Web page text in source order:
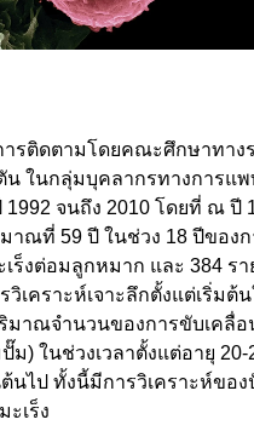
ารติดตามโดยคณะศึกษาทาง
น ในกลุ่มบุคลากรทางการแ
จนถึง 2010 โดยที่ ณ ปี
าณที่ 59 ปี ในช่วง 18 ปีของ
เร็งต่อมลูกหมาก และ 384 รา
เคราะห์เจาะลึกตั้งแต่เริ่มต้
มาณจำนวนของการขับเคลื่อ
) ในช่วงเวลาตั้งแต่อายุ 20-
ต้นไป ทั้งนี้มีการวิเคราะห์ของ
ะเร็ง